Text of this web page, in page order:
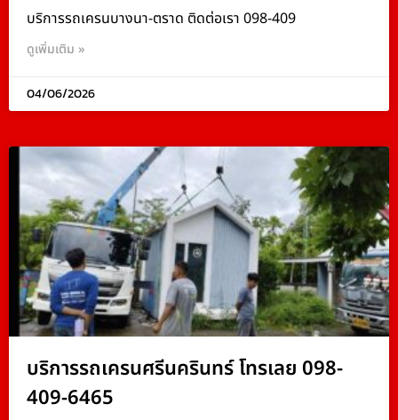
บริการรถเครนบางนา-ตราด ติดต่อเรา 098-409
ดูเพิ่มเติม »
04/06/2026
บริการรถเครนศรีนครินทร์ โทรเลย 098-
409-6465